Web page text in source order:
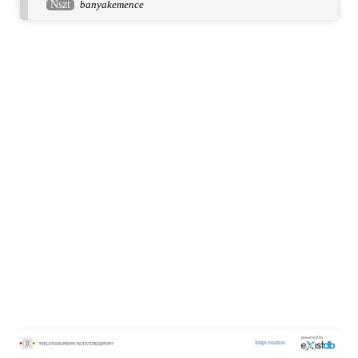
Nszt banyakemence